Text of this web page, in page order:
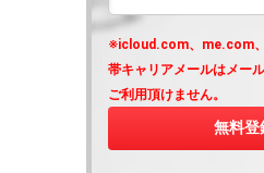
※icloud.com、me.com
帯キャリアメールはメー
ご利用頂けません。